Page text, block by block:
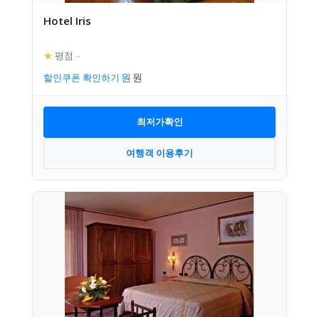
Hotel Iris
★ 평점 –
할인쿠폰 확인하기
최저가확인
여행객 이용후기